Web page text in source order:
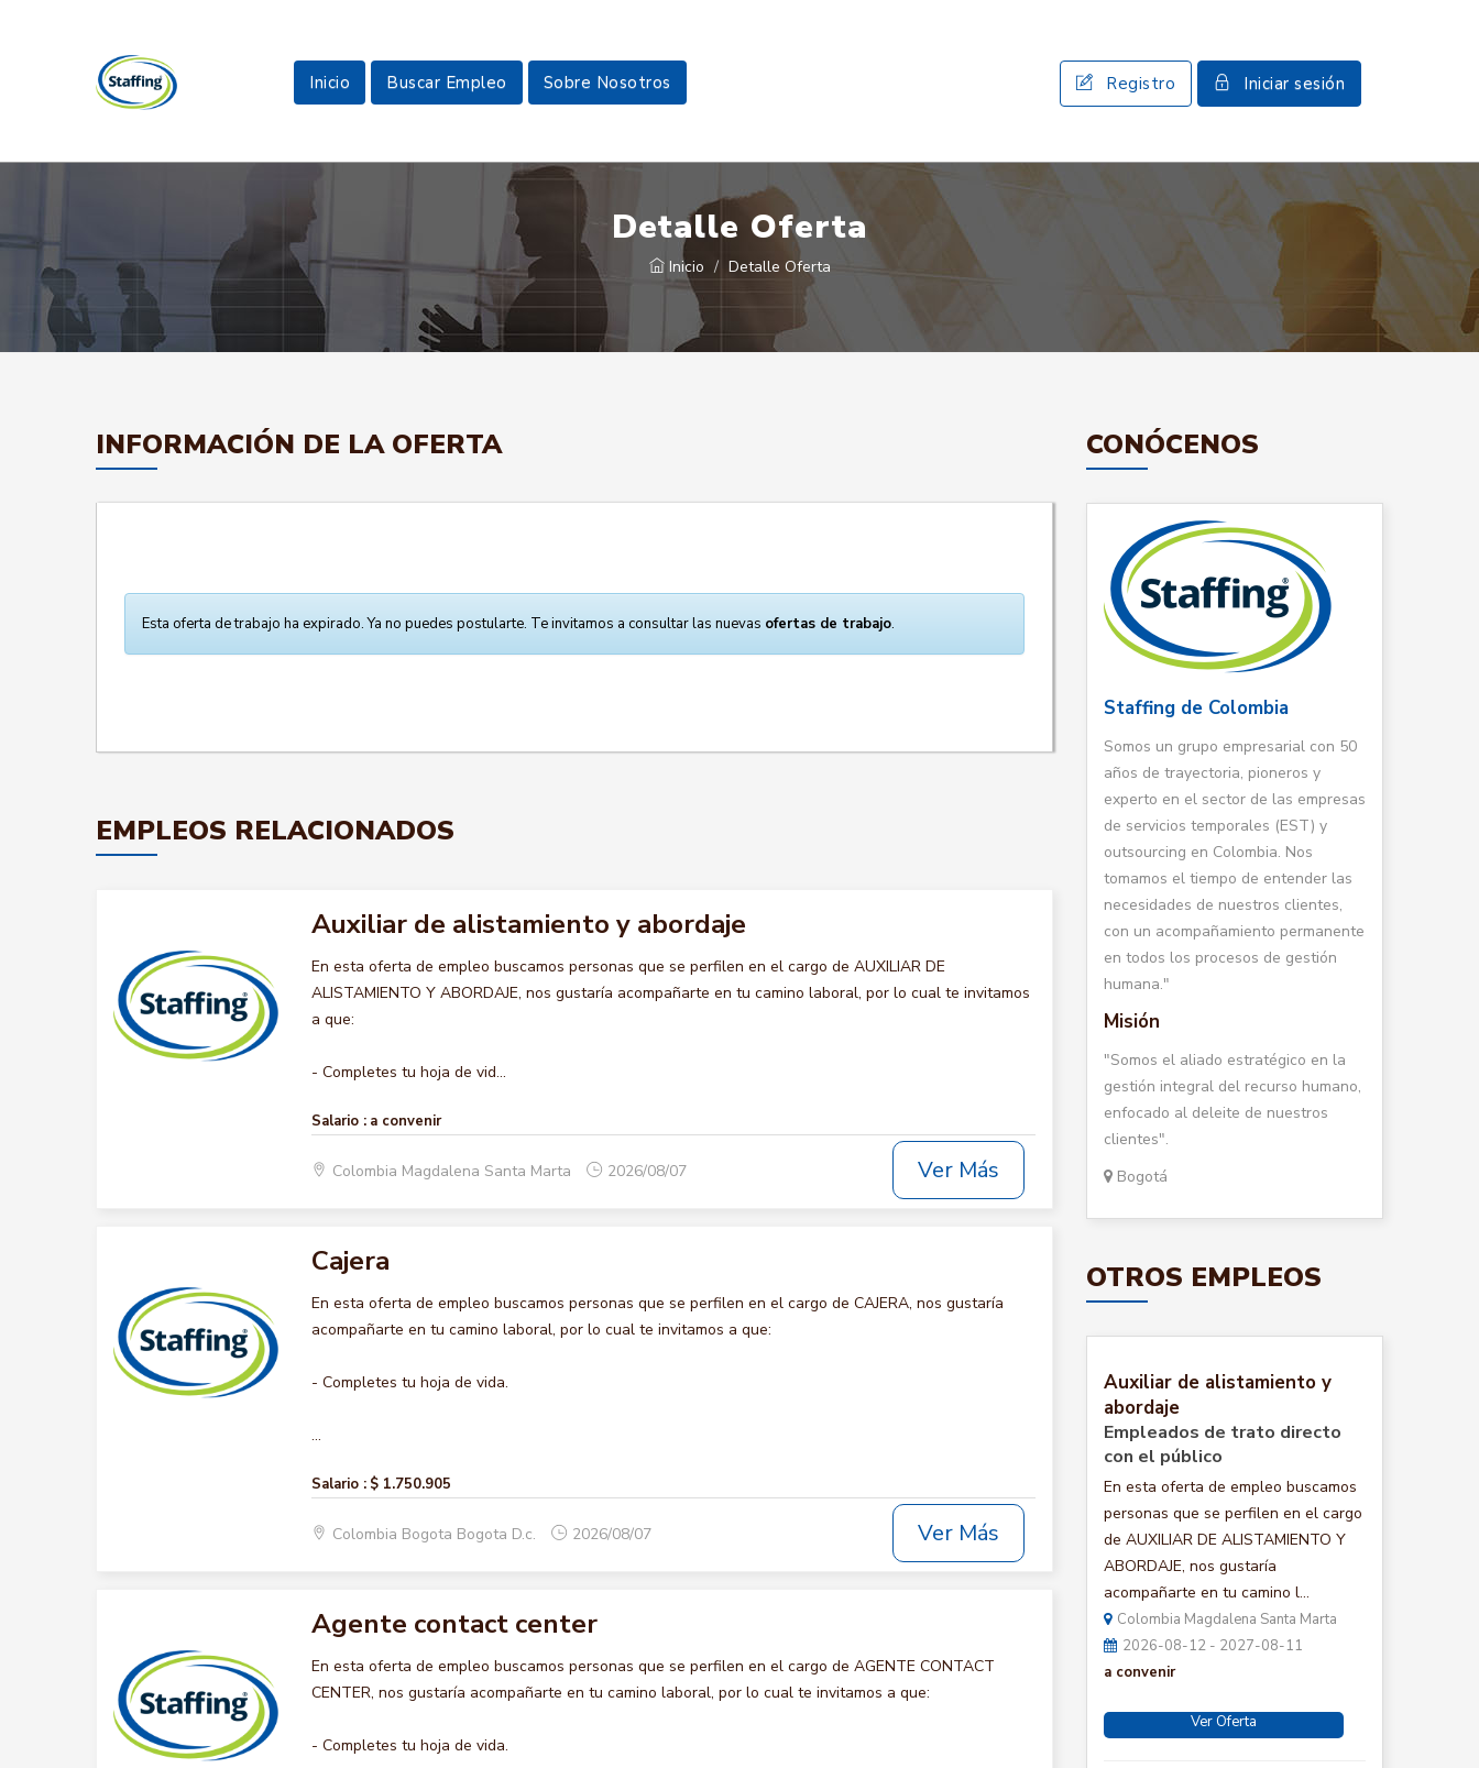
Inicio Buscar Empleo Sobre Nosotros Registro Iniciar sesión
Detalle Oferta
Inicio Detalle Oferta
INFORMACIÓN DE LA OFERTA
Esta oferta de trabajo ha expirado. Ya no puedes postularte. Te invitamos a consultar las nuevas ofertas de trabajo.
EMPLEOS RELACIONADOS
Auxiliar de alistamiento y abordaje
En esta oferta de empleo buscamos personas que se perfilen en el cargo de AUXILIAR DE
ALISTAMIENTO Y ABORDAJE, nos gustaría acompañarte en tu camino laboral, por lo cual te invitamos
a que:
- Completes tu hoja de vid...
Salario : a convenir
Colombia Magdalena Santa Marta 2026/08/07 Ver Más
Cajera
En esta oferta de empleo buscamos personas que se perfilen en el cargo de CAJERA, nos gustaría
acompañarte en tu camino laboral, por lo cual te invitamos a que:
- Completes tu hoja de vida.
...
Salario : $ 1.750.905
Colombia Bogota Bogota D.c. 2026/08/07 Ver Más
Agente contact center
En esta oferta de empleo buscamos personas que se perfilen en el cargo de AGENTE CONTACT
CENTER, nos gustaría acompañarte en tu camino laboral, por lo cual te invitamos a que:
- Completes tu hoja de vida.
CONÓCENOS
Staffing de Colombia
Somos un grupo empresarial con 50
años de trayectoria, pioneros y
experto en el sector de las empresas
de servicios temporales (EST) y
outsourcing en Colombia. Nos
tomamos el tiempo de entender las
necesidades de nuestros clientes,
con un acompañamiento permanente
en todos los procesos de gestión
humana."
Misión
"Somos el aliado estratégico en la
gestión integral del recurso humano,
enfocado al deleite de nuestros
clientes".
Bogotá
OTROS EMPLEOS
Auxiliar de alistamiento y
abordaje
Empleados de trato directo
con el público
En esta oferta de empleo buscamos
personas que se perfilen en el cargo
de AUXILIAR DE ALISTAMIENTO Y
ABORDAJE, nos gustaría
acompañarte en tu camino l...
Colombia Magdalena Santa Marta
2026-08-12 - 2027-08-11
a convenir
Ver Oferta